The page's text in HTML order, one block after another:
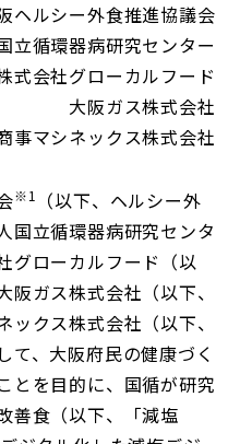
ヘルシー外食推進協議会
立循環器病研究センター
式会社グローカルフード
大阪ガス株式会社
事マシネックス株式会社
※1
（以下、ヘルシー外
国立循環器病研究センタ
グローカルフード（以
ガス株式会社（以下、
クス株式会社（以下、
て、大阪府民の健康づく
とを目的に、国循が研究
善食（以下、「減塩